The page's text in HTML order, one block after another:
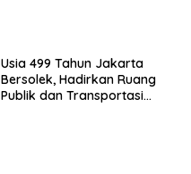
Usia 499 Tahun Jakarta
Bersolek, Hadirkan Ruang
Publik dan Transportasi